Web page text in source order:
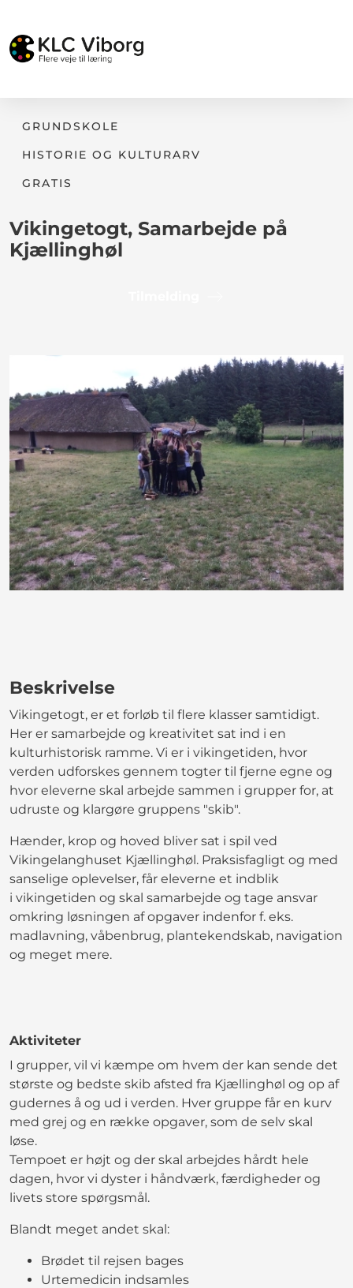
GRUNDSKOLE
HISTORIE OG KULTURARV
GRATIS
Vikingetogt, Samarbejde på
Kjællinghøl
Beskrivelse
Vikingetogt, er et forløb til flere klasser samtidigt.
Her er samarbejde og kreativitet sat ind i en
kulturhistorisk ramme. Vi er i vikingetiden, hvor
verden udforskes gennem togter til fjerne egne og
hvor eleverne skal arbejde sammen i grupper for, at
udruste og klargøre gruppens "skib".
Hænder, krop og hoved bliver sat i spil ved
Vikingelanghuset Kjællinghøl. Praksisfagligt og med
sanselige oplevelser, får eleverne et indblik
i vikingetiden og skal samarbejde og tage ansvar
omkring løsningen af opgaver indenfor f. eks.
madlavning, våbenbrug, plantekendskab, navigation
og meget mere.
Aktiviteter
I grupper, vil vi kæmpe om hvem der kan sende det
største og bedste skib afsted fra Kjællinghøl og op af
gudernes å og ud i verden. Hver gruppe får en kurv
med grej og en række opgaver, som de selv skal
løse.
Tempoet er højt og der skal arbejdes hårdt hele
dagen, hvor vi dyster i håndværk, færdigheder og
livets store spørgsmål.
Blandt meget andet skal:
Brødet til rejsen bages
Urtemedicin indsamles